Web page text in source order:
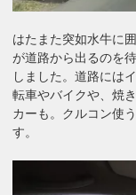
はたまた突如水牛に
が道路から出るのを
しました。道路には
転車やバイクや、焼
カーも。クルコン使
す。